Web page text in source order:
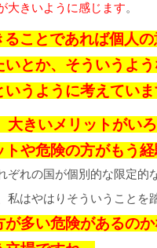
大きいように感じます。
ことであれば個人
とか、そういうよ
うように考えていま
大きいメリットがい
や危険の方がもう
れの国が個別的な限定的
はやはりそういうことを
多い危険があるの